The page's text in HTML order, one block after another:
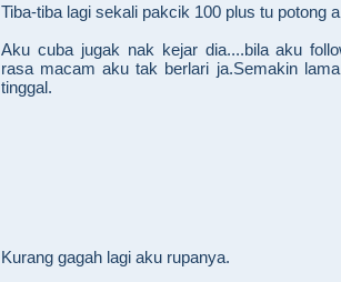
Tiba-tiba lagi sekali pakcik 100 plus tu potong
Aku cuba jugak nak kejar dia....bila aku
rasa macam aku tak berlari ja.Semakin
tinggal.
Kurang gagah lagi aku rupanya.